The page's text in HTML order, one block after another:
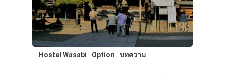
Hostel Wasabi Option บทความ